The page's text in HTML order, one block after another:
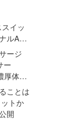
イッ
ルAV
フに革
ージ
ー
厚体験
ことは
トか
開